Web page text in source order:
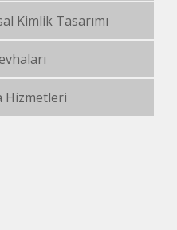
Kimlik Tasarımı
Hizmetleri